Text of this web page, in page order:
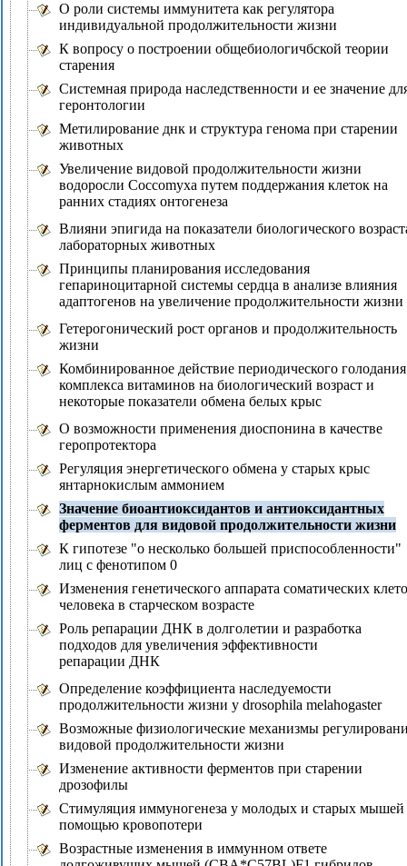
О роли системы иммунитета как регулятора
индивидуальной продолжительности жизни
К вопросу о построении общебиологичбской теории
старения
Системная природа наследственности и ее значение
геронтологии
Метилирование днк и структура генома при старении
животных
Увеличение видовой продолжительности жизни
водоросли Coccomyxa путем поддержания клеток на
ранних стадиях онтогенеза
Влияни эпигида на показатели биологического
лабораторных животных
Принципы планирования исследования
гепариноцитарной системы сердца в анализе влияния
адаптогенов на увеличение продолжительности жизни
Гетерогонический рост органов и продолжительность
жизни
Комбинированное действие периодического
комплекса витаминов на биологический возраст и
некоторые показатели обмена белых крыс
О возможности применения диоспонина в качестве
геропротектора
Регуляция энергетического обмена у старых крыс
янтарнокислым аммонием
Значение биоантиоксидантов и антиоксидантных
ферментов для видовой продолжительности жизни
К гипотезе "о несколько большей приспособленности"
лиц с фенотипом 0
Изменения генетического аппарата соматических
человека в старческом возрасте
Роль репарации ДНК в долголетии и разработка
подходов для увеличения эффективности
репарации ДНК
Определение коэффициента наследуемости
продолжительности жизни у drosophila melahogaster
Возможные физиологические механизмы
видовой продолжительности жизни
Изменение активности ферментов при старении
дрозофилы
Стимуляция иммуногенеза у молодых и старых мышей
помощью кровопотери
Возрастные изменения в иммунном ответе